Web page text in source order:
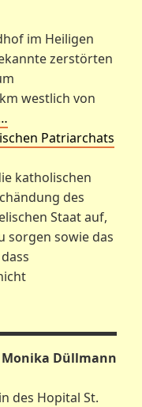
im Heiligen
zerstörten
westlich von
Patriarchats
katholischen
des
Staat auf,
sorgen sowie das
Monika Düllmann
des Hopital St.